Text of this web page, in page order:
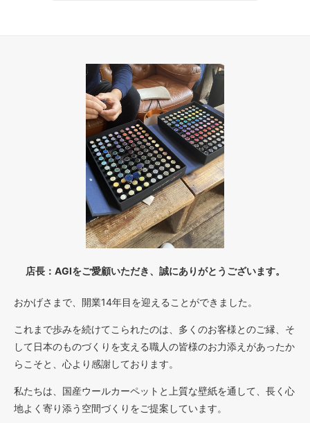
店長：AGIをご愛顧いただき、誠にありがとうございます。
おかげさまで、開業14年目を迎えることができました。
これまで歩みを続けてこられたのは、多くのお客様とのご縁、そ
して日本のものづくりを支える職人の皆様のお力添えがあったか
らこそと、心より感謝しております。
私たちは、国産ウールカーペットと上質な壁紙を通して、長く心
地よく寄り添う空間づくりをご提案しています。